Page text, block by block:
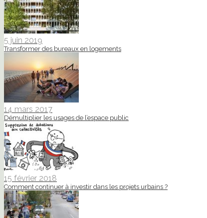
5 juin 2019
Transformer des bureaux en logements
14 mars 2017
Démultiplier les usages de l’espace public
15 février 2018
Comment continuer à investir dans les projets urbains ?